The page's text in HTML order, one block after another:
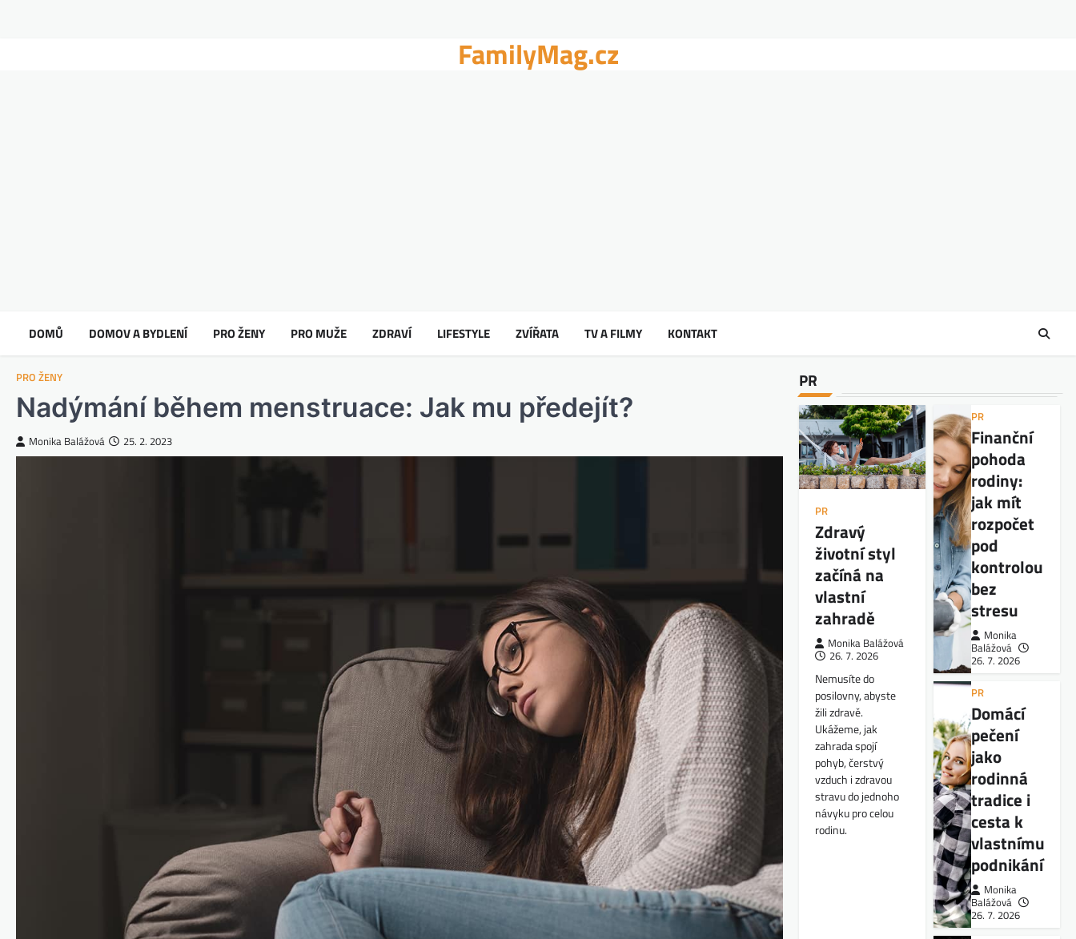
FamilyMag.cz
DOMŮ DOMOV A BYDLENÍ PRO ŽENY PRO MUŽE ZDRAVÍ LIFESTYLE ZVÍŘATA TV A FILMY KONTAKT
PRO ŽENY
Nadýmání během menstruace: Jak mu předejít?
Monika Balážová 25. 2. 2023
PR
PR
Zdravý
životní styl
začíná na
vlastní
zahradě
Monika Balážová
26. 7. 2026
Nemusíte do
posilovny, abyste
žili zdravě.
Ukážeme, jak
zahrada spojí
pohyb, čerstvý
vzduch i zdravou
stravu do jednoho
návyku pro celou
rodinu.
PR
Finanční
pohoda
rodiny:
jak mít
rozpočet
pod
kontrolou
bez
stresu
Monika
Balážová
26. 7. 2026
PR
Domácí
pečení
jako
rodinná
tradice i
cesta k
vlastnímu
podnikání
Monika
Balážová
26. 7. 2026